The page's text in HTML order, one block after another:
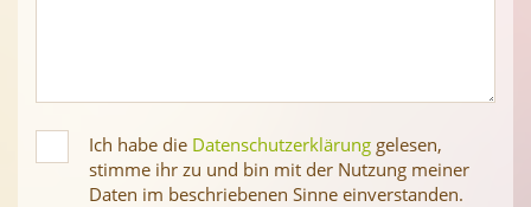
Ich habe die Datenschutzerklärung gelesen,
stimme ihr zu und bin mit der Nutzung meiner
Daten im beschriebenen Sinne einverstanden.